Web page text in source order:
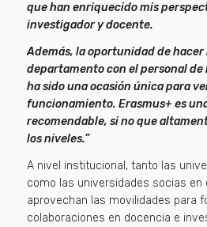
que han enriquecido mis
investigador y docente.
Además, la oportunidad de hacer
departamento con el personal
ha sido una ocasión única para
funcionamiento. Erasmus+ es
recomendable, si no que
los niveles.”
A nivel institucional, tanto las
como las universidades socias en
aprovechan las movilidades para
colaboraciones en docencia e